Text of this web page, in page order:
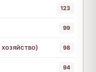
123
99
98
94